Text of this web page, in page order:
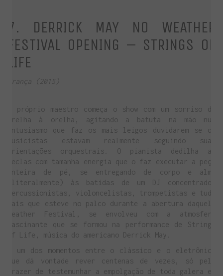
7. DERRICK MAY NO WEATHER
FESTIVAL OPENING – STRINGS OF
LIFE
França (2015)
O próprio maestro começa o show com um sorriso de
orelha à orelha, agitando a batuta na mão num
entusiasmo que faz os mais leigos duvidarem se os
musicistas estavam realmente seguindo suas
orientações orquestrais. O pianista dedilha as
teclas com tamanha energia que o faz executar a peça
inteira de pé, se entregando de corpo e alma
(literalmente) às batidas de um DJ concentrado.
Percussionistas, violoncelistas, trompetistas e tudo
mais que esteve no palco durante a abertura daquele
Weather Festival, se envolveu com a atmosfera
fascinante que se formou na performance de Strings
of Life, música do americano Derrick May.
É um dos momentos entre o clássico e o eletrônico
que dá vontade rever centenas de vezes, só pelo
prazer de testemunhar a empolgação de toda galera em